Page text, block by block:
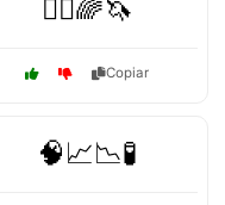
🧚‍♀️🌈🦄
Copiar
🧠📈📉🧪